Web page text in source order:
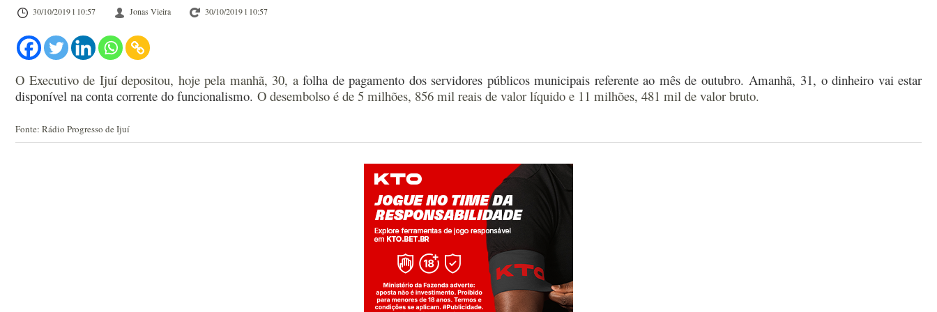
30/10/2019 l 10:57 Jonas Vieira 30/10/2019 l 10:57
O Executivo de Ijuí depositou, hoje pela manhã, 30, afolha de pagamento dos servidores públicos municipais referente ao mêsde outubro. Amanhã, 31, o dinheiro vaiestar
disponível na conta corrente do funcionalismo. O desembolso é de 5 milhões, 856 mil reais de valor líquido e 11 milhões, 481 mil de valor bruto.
Fonte: Rádio Progresso de Ijuí